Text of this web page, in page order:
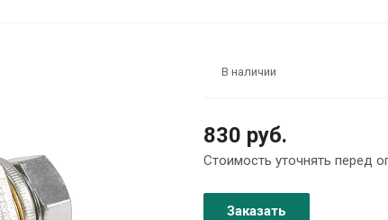
В наличии
830 руб.
Стоимость уточнять перед
Заказать